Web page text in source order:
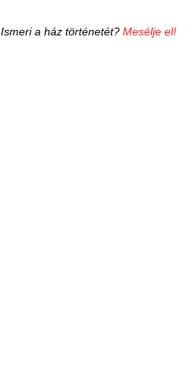
Ismeri a ház történetét? Mesélje el!